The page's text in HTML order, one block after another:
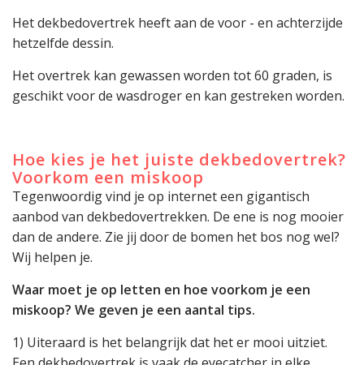
Het dekbedovertrek heeft aan de voor - en achterzijde
hetzelfde dessin.
Het overtrek kan gewassen worden tot 60 graden, is
geschikt voor de wasdroger en kan gestreken worden.
Hoe kies je het juiste dekbedovertrek?
Voorkom een miskoop
Tegenwoordig vind je op internet een gigantisch
aanbod van dekbedovertrekken. De ene is nog mooier
dan de andere. Zie jij door de bomen het bos nog wel?
Wij helpen je.
Waar moet je op letten en hoe voorkom je een
miskoop? We geven je een aantal tips.
1) Uiteraard is het belangrijk dat het er mooi uitziet.